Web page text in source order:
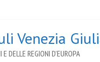
Venezia
DELLE REGIONI D’EUROPA